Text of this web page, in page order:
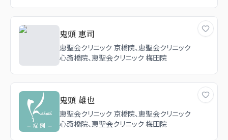
鬼頭 恵司
恵聖会クリニック 京橋院、恵聖会クリニック
心斎橋院、恵聖会クリニック 梅田院
鬼頭 雄也
恵聖会クリニック 京橋院、恵聖会クリニック
心斎橋院、恵聖会クリニック 梅田院